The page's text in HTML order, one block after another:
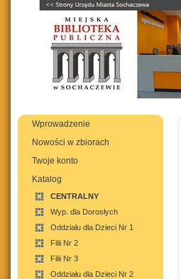
Wprowadzenie
Nowości w zbiorach
Twoje konto
Katalog
CENTRALNY
Wyp. dla Dorosłych
Oddziału dla Dzieci Nr 1
Filii Nr 2
Filii Nr 3
Oddziału dla Dzieci Nr 2